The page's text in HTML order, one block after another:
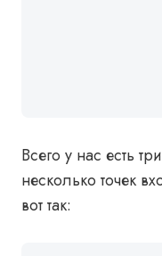
Всего у нас есть
несколько точек
вот так: